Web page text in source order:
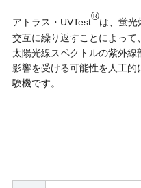
アトラス・UVTest®は、蛍光
交互に繰り返すことによっ
太陽光線スペクトルの紫外
影響を受ける可能性を人工
験機です。